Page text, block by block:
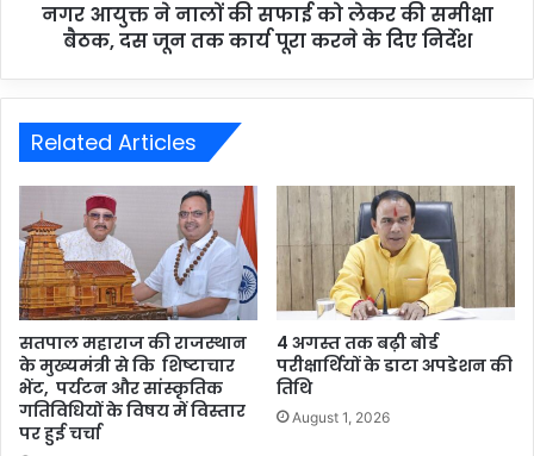
नगर आयुक्त ने नालों की सफाई को लेकर की समीक्षा
बैठक, दस जून तक कार्य पूरा करने के दिए निर्देश
Related Articles
सतपाल महाराज की राजस्थान
के मुख्यमंत्री से कि शिष्टाचार
भेंट, पर्यटन और सांस्कृतिक
गतिविधियों के विषय में विस्तार
पर हुई चर्चा
4 अगस्त तक बढ़ी बोर्ड
परीक्षार्थियों के डाटा अपडेशन की
तिथि
August 1, 2026